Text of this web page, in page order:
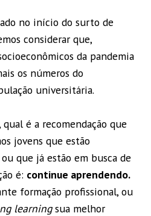
no início do surto de
considerar que,
da pandemia
os números do
universitária.
é a recomendação que
jovens que estão
que já estão em busca de
é: continue aprendendo.
formação profissional, ou
learningsua melhor